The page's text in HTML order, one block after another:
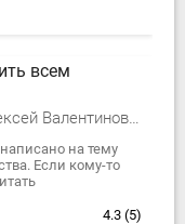
всем
Стерликов Алексей Валентинович
на тему
Если кому-то
не буду, по
4.3 (5)